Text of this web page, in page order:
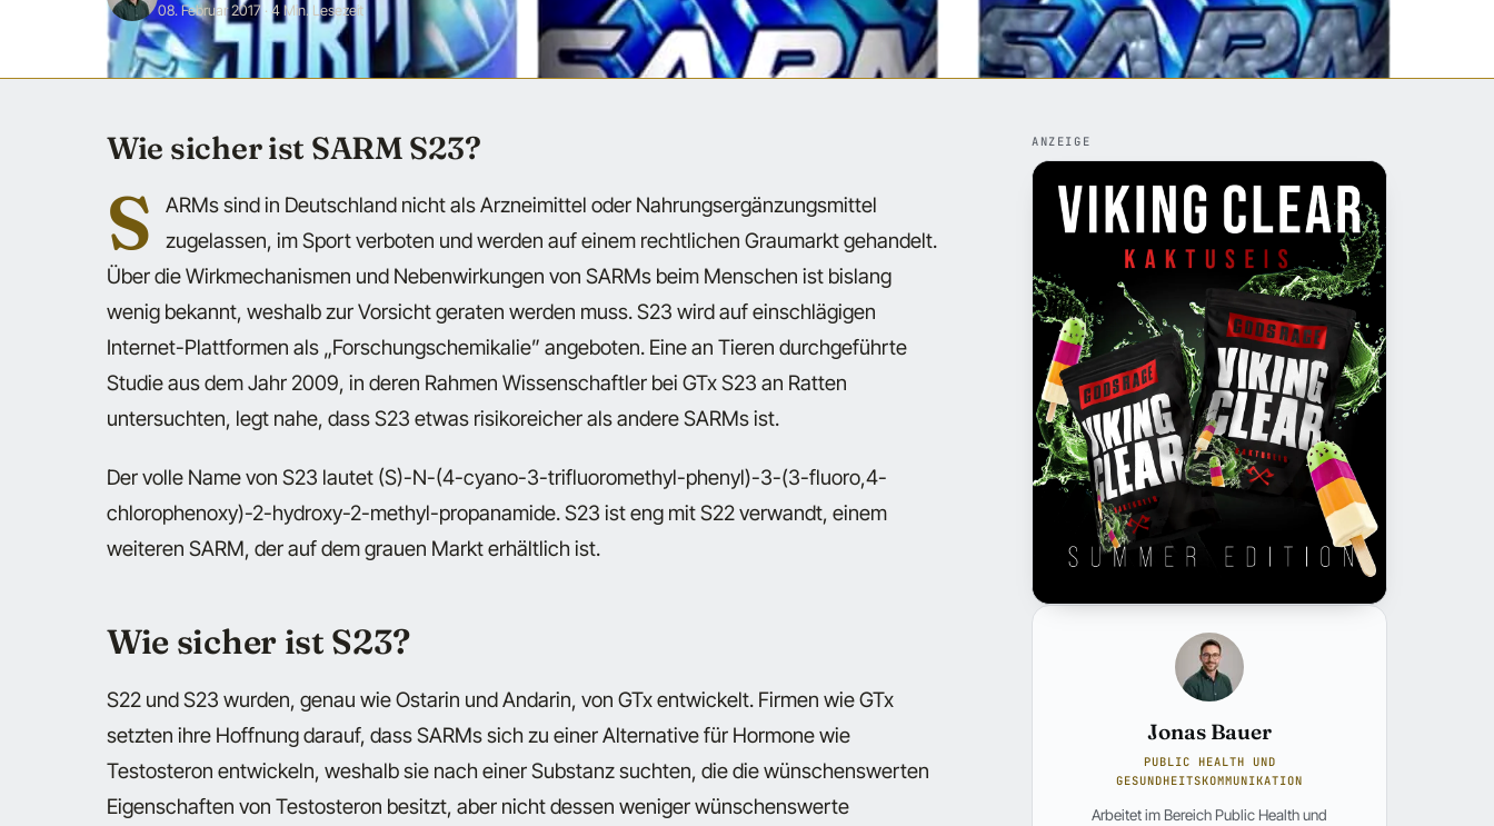
08. Februar 2017 · 4 Min. Lesezeit
Wie sicher ist SARM S23?
S
ARMs sind in Deutschland nicht als Arzneimittel oder Nahrungsergänzungsmittel
zugelassen, im Sport verboten und werden auf einem rechtlichen Graumarkt gehandelt.
Über die Wirkmechanismen und Nebenwirkungen von SARMs beim Menschen ist bislang
wenig bekannt, weshalb zur Vorsicht geraten werden muss. S23 wird auf einschlägigen
Internet-Plattformen als „Forschungschemikalie” angeboten. Eine an Tieren durchgeführte
Studie aus dem Jahr 2009, in deren Rahmen Wissenschaftler bei GTx S23 an Ratten
untersuchten, legt nahe, dass S23 etwas risikoreicher als andere SARMs ist.
Der volle Name von S23 lautet (S)-N-(4-cyano-3-trifluoromethyl-phenyl)-3-(3-fluoro,4-
chlorophenoxy)-2-hydroxy-2-methyl-propanamide. S23 ist eng mit S22 verwandt, einem
weiteren SARM, der auf dem grauen Markt erhältlich ist.
Wie sicher ist S23?
S22 und S23 wurden, genau wie Ostarin und Andarin, von GTx entwickelt. Firmen wie GTx
setzten ihre Hoffnung darauf, dass SARMs sich zu einer Alternative für Hormone wie
Testosteron entwickeln, weshalb sie nach einer Substanz suchten, die die wünschenswerten
Eigenschaften von Testosteron besitzt, aber nicht dessen weniger wünschenswerte
ANZEIGE
Jonas Bauer
PUBLIC HEALTH UND
GESUNDHEITSKOMMUNIKATION
Arbeitet im Bereich Public Health und